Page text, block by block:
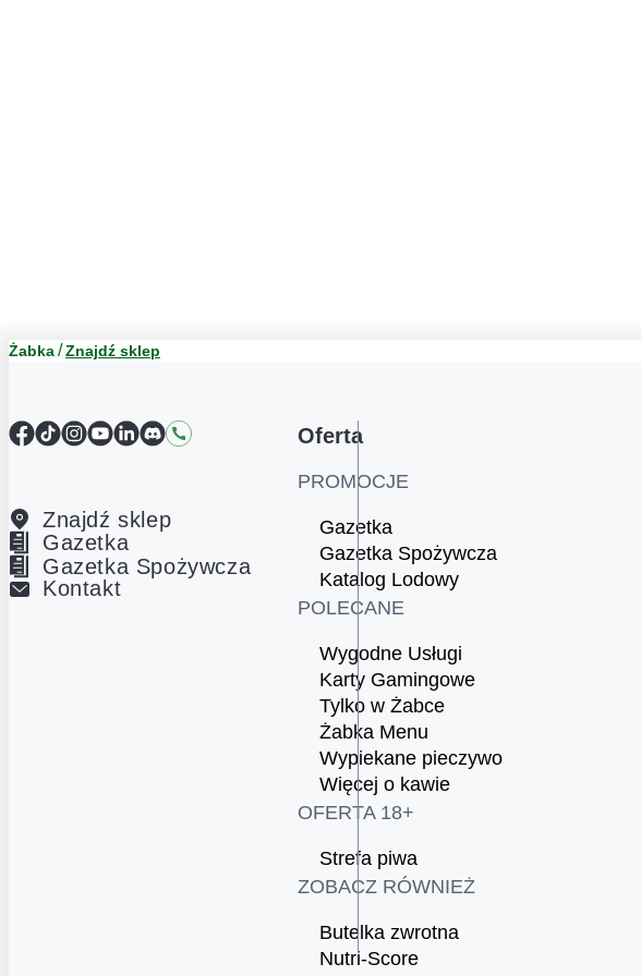
Żabka Znajdź sklep
Facebook
TikTokInstagram
YouTube
LinkedIn
DiscordKontakt
Znajdź sklep
Gazetka
Gazetka Spożywcza
Kontakt
Oferta
PROMOCJE
Gazetka
Gazetka Spożywcza
Katalog Lodowy
POLECANE
Wygodne Usługi
Karty Gamingowe
Tylko w Żabce
Żabka Menu
Wypiekane pieczywo
Więcej o kawie
OFERTA 18+
Strefa piwa
ZOBACZ RÓWNIEŻ
Butelka zwrotna
Nutri-Score